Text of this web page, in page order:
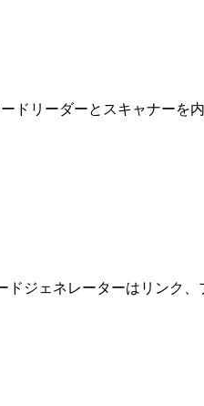
リーダーとスキャナーを
ジェネレーターはリンク